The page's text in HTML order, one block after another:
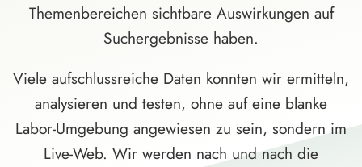
Themenbereichen sichtbare Auswirkungen auf
Suchergebnisse haben.
Viele aufschlussreiche Daten konnten wir ermitteln,
analysieren und testen, ohne auf eine blanke
Labor-Umgebung angewiesen zu sein, sondern im
Live-Web. Wir werden nach und nach die